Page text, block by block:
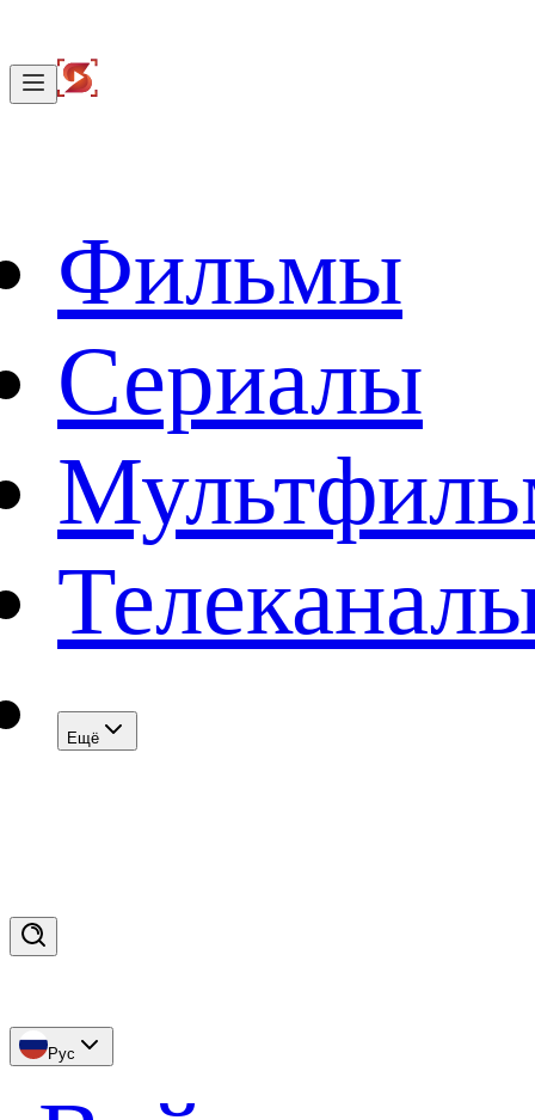
Фильмы
Сериалы
Eщё
Рус